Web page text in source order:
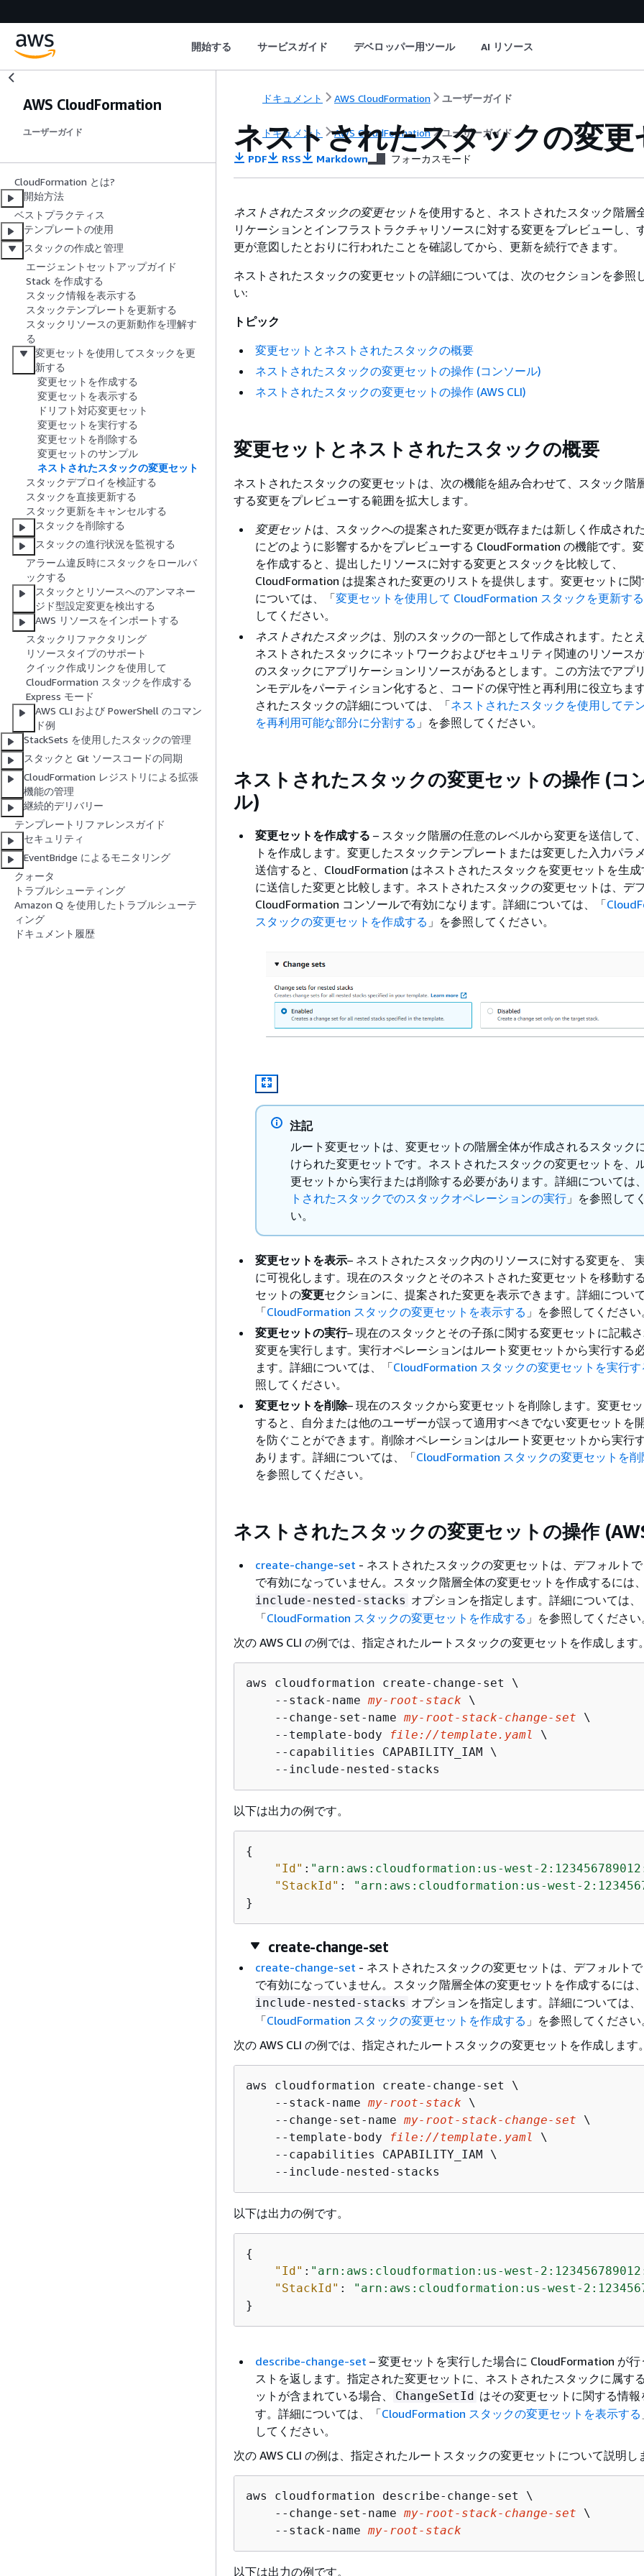
開始する サービスガイド デベロッパー用ツール AI リソース
AWS CloudFormation
ユーザーガイド
CloudFormation とは?
開始方法
ベストプラクティス
テンプレートの使用
スタックの作成と管理
エージェントセットアップガイド
Stack を作成する
スタック情報を表示する
スタックテンプレートを更新する
スタックリソースの更新動作を理解す
る
変更セットを使用してスタックを更
新する
変更セットを作成する
変更セットを表示する
ドリフト対応変更セット
変更セットを実行する
変更セットを削除する
変更セットのサンプル
ネストされたスタックの変更セット
スタックデプロイを検証する
スタックを直接更新する
スタック更新をキャンセルする
スタックを削除する
スタックの進行状況を監視する
アラーム違反時にスタックをロールバ
ックする
スタックとリソースへのアンマネー
ジド型設定変更を検出する
AWS リソースをインポートする
スタックリファクタリング
リソースタイプのサポート
クイック作成リンクを使用して
CloudFormation スタックを作成する
Express モード
AWS CLI および PowerShell のコマン
ド例
StackSets を使用したスタックの管理
スタックと Git ソースコードの同期
CloudFormation レジストリによる拡張
機能の管理
継続的デリバリー
テンプレートリファレンスガイド
セキュリティ
EventBridge によるモニタリング
クォータ
トラブルシューティング
Amazon Q を使用したトラブルシューテ
ィング
ドキュメント履歴
ドキュメント AWS CloudFormation ユーザーガイド
ドキュメント AWS CloudFormation ユーザーガイド
ネストされたスタックの変更
PDF RSS Markdown フォーカスモード
ネストされたスタックの変更セット を使用すると、ネストされたスタック階層
リケーションとインフラストラクチャリソースに対する変更をプレビューし、
更が意図したとおりに行われたことを確認してから、更新を続行できます。
ネストされたスタックの変更セットの詳細については、次のセクションを参照
い:
トピック
変更セットとネストされたスタックの概要
ネストされたスタックの変更セットの操作 (コンソール)
ネストされたスタックの変更セットの操作 (AWS CLI)
変更セットとネストされたスタックの概要
ネストされたスタックの変更セットは、次の機能を組み合わせて、スタック階
する変更をプレビューする範囲を拡大します。
変更セット は、スタックへの提案された変更が既存または新しく作成され
にどのように影響するかをプレビューする CloudFormation の機能です。
を作成すると、提出したリソースに対する変更とスタックを比較して、
CloudFormation は提案された変更のリストを提供します。変更セットに関
については、「変更セットを使用して CloudFormation スタックを更新する
してください。
ネストされたスタックは、別のスタックの一部として作成されます。たと
ネストされたスタックにネットワークおよびセキュリティ関連のリソース
のスタックにアプリケーションリソースがあるとします。この方法でアプ
ンモデルをパーティション化すると、コードの保守性と再利用に役立ちま
されたスタックの詳細については、「ネストされたスタックを使用してテ
を再利用可能な部分に分割する 」を参照してください。
ネストされたスタックの変更セットの操作 (コ
ル)
変更セットを作成する – スタック階層の任意のレベルから変更を送信して
トを作成します。変更したスタックテンプレートまたは変更した入力パラ
送信すると、CloudFormation はネストされたスタックを変更セットを生成
に送信した変更と比較します。ネストされたスタックの変更セットは、デ
CloudFormation コンソールで有効になります。詳細については、「
スタックの変更セットを作成する 」を参照してください。
注記
ルート変更セットは、変更セットの階層全体が作成されるスタック
けられた変更セットです。ネストされたスタックの変更セットを、
更セットから実行または削除する必要があります。詳細については
トされたスタックでのスタックオペレーションの実行 」を参照して
い。
変更セットを表示– ネストされたスタック内のリソースに対する変更を、
に可視化します。現在のスタックとそのネストされた変更セットを移動す
セットの変更セクションに、提案された変更を表示できます。詳細について
「CloudFormation スタックの変更セットを表示する 」を参照してください
変更セットの実行– 現在のスタックとその子孫に関する変更セットに記載
変更を実行します。実行オペレーションはルート変更セットから実行する
ます。詳細については、「CloudFormation スタックの変更セットを実行す
照してください。
変更セットを削除– 現在のスタックから変更セットを削除します。変更セ
すると、自分または他のユーザーが誤って適用すべきでない変更セットを
を防ぐことができます。削除オペレーションはルート変更セットから実行
あります。詳細については、「CloudFormation スタックの変更セットを削
を参照してください。
ネストされたスタックの変更セットの操作
create-change-set - ネストされたスタックの変更セットは、デフォルトで
で有効になっていません。スタック階層全体の変更セットを作成するには、
include-nested-stacks オプションを指定します。詳細については、
「CloudFormation スタックの変更セットを作成する 」を参照してください
次の AWS CLI の例では、指定されたルートスタックの変更セットを作成します。
aws cloudformation create-change-set \
    --stack-name
my-root-stack \
    --change-set-name
my-root-stack-change-set \
    --template-body
file://template.yaml
\
    --capabilities CAPABILITY_IAM \
    --include-nested-stacks
以下は出力の例です。
{
"Id" : "arn:aws:cloudformation:us-west-
"StackId" : "arn:aws:cloudformation:us-west-
}
create-change-set
create-change-set - ネストされたスタックの変更セットは、デフォルトで
で有効になっていません。スタック階層全体の変更セットを作成するには、
include-nested-stacks オプションを指定します。詳細については、
「CloudFormation スタックの変更セットを作成する 」を参照してください
次の AWS CLI の例では、指定されたルートスタックの変更セットを作成します。
aws cloudformation create-change-set \
    --stack-name
my-root-stack \
    --change-set-name
my-root-stack-change-set \
    --template-body
file://template.yaml
\
    --capabilities CAPABILITY_IAM \
    --include-nested-stacks
以下は出力の例です。
{
"Id" : "arn:aws:cloudformation:us-west-
"StackId" : "arn:aws:cloudformation:us-west-
}
describe-change-set – 変更セットを実行した場合に CloudFormation が行
ストを返します。指定された変更セットに、ネストされたスタックに属す
ットが含まれている場合、
ChangeSetId はその変更セットに関する情報
す。詳細については、「CloudFormation スタックの変更セットを表示する
してください。
次の AWS CLI の例は、指定されたルートスタックの変更セットについて説明し
aws cloudformation describe-change-set \
    --change-set-name
my-root-stack-change-set \
    --stack-name
my-root-stack
以下は出力の例です。